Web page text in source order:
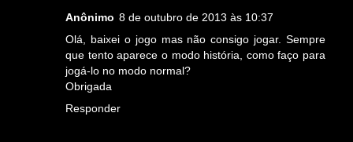
Anônimo 8 de outubro de 2013 às 10:37
Olá, baixei o jogo mas não consigo jogar. Sempre
que tento aparece o modo história, como faço para
jogá-lo no modo normal?
Obrigada
Responder